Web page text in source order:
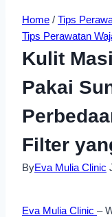
Home / Tips
Tips Perawatan
Kulit
Pakai
Filter
ByEva Mulia Clinic
Eva Mulia Clinic –